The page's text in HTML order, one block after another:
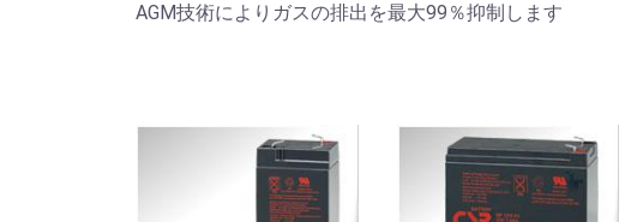
AGM技術によりガスの排出を最大99％抑制します